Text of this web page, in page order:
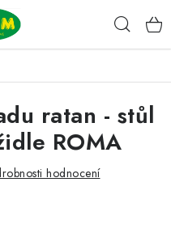
ratan - stůl
ROMA
hodnocení